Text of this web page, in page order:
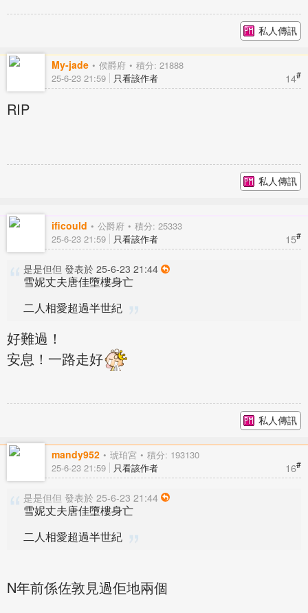
私人傳訊
My-jade 侯爵府 積分: 21888
14#
25-6-23 21:59 只看該作者
RIP
私人傳訊
ificould 公爵府 積分: 25333
15#
25-6-23 21:59 只看該作者
是是但但 發表於 25-6-23 21:44
雪妮丈夫唐佳墮樓身亡
二人相愛超過半世紀
好難過！
安息！一路走好
私人傳訊
mandy952 琥珀宮 積分: 193130
16#
25-6-23 21:59 只看該作者
是是但但 發表於 25-6-23 21:44
雪妮丈夫唐佳墮樓身亡
二人相愛超過半世紀
N年前係佐敦見過佢地兩個